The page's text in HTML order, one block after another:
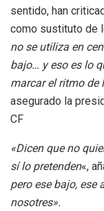
sentido, han
como sustituto de
no se utiliza en
bajo… y eso es lo
marcar el ritmo de
asegurado la
CF
«Dicen que no
sí lo pretenden«,
pero ese bajo, ese
nosotres».